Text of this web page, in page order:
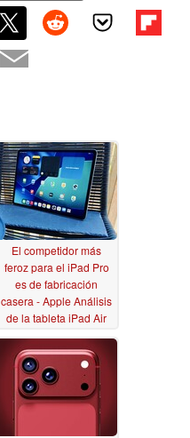
El competidor más
feroz para el iPad Pro
es de fabricación
casera - Apple Análisis
de la tableta iPad Air
04/22/2026